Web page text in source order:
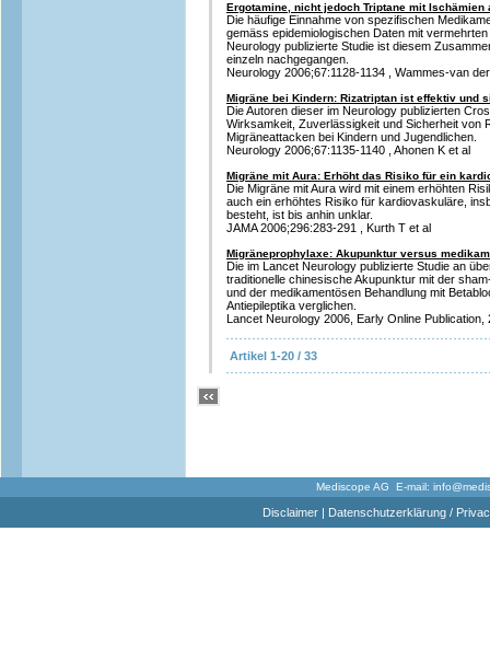
Ergotamine, nicht jedoch Triptane mit Ischämien
Die häufige Einnahme von spezifischen
gemäss epidemiologischen Daten mit
Neurology publizierte Studie ist diesem
einzeln nachgegangen.
Neurology 2006;67:1128-1134 , Wammes-van
Migräne bei Kindern: Rizatriptan ist effektiv und
Die Autoren dieser im Neurology publizierten
Wirksamkeit, Zuverlässigkeit und Sicherheit von
Migräneattacken bei Kindern und Jugendlichen.
Neurology 2006;67:1135-1140 , Ahonen K et al
Migräne mit Aura: Erhöht das Risiko für ein
Die Migräne mit Aura wird mit einem erhöhten
auch ein erhöhtes Risiko für kardiovaskuläre,
besteht, ist bis anhin unklar.
JAMA 2006;296:283-291 , Kurth T et al
Migräneprophylaxe: Akupunktur versus
Die im Lancet Neurology publizierte Studie an
traditionelle chinesische Akupunktur mit der
und der medikamentösen Behandlung mit
Antiepileptika verglichen.
Lancet Neurology 2006, Early Online
Artikel 1-20 / 33
Mediscope AG E-mail:
Disclaimer| Datenschutzerklärung /